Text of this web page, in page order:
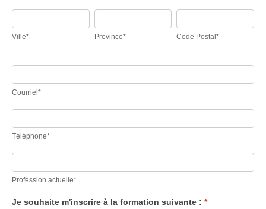
Ville* Province*
Postal*
Code Postal*
Courriel*
Téléphone*
Profession actuelle*
Je souhaite m'inscrire à la formation suivante : *